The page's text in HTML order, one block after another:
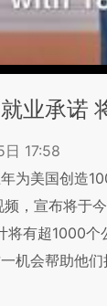
业承诺
17:58
为美国创造
，宣布将于
将有超1000
机会帮助他